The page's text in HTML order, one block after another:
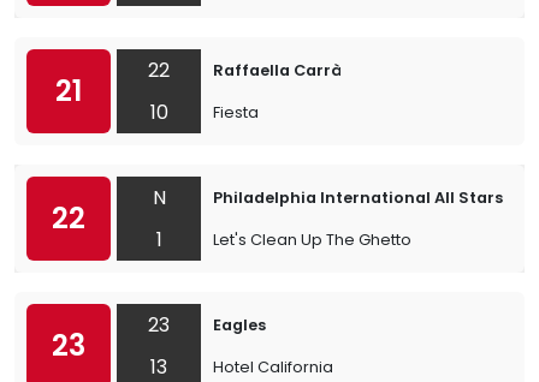
21
22
10
Raffaella Carrà
Fiesta
22
N
1
Philadelphia International All Stars
Let's Clean Up The Ghetto
23
23
13
Eagles
Hotel California